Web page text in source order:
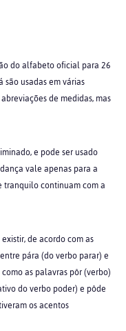
do alfabeto oficial para 26
são usadas em várias
de medidas, mas
e pode ser usado
vale apenas para a
tranquilo continuam com a
de acordo com as
pára (do verbo parar) e
as palavras pôr (verbo)
do verbo poder) e pôde
os acentos